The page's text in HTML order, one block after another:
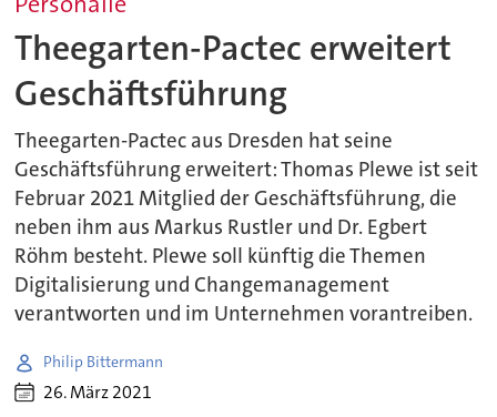
Theegarten-Pactec erweitert
Geschäftsführung
Theegarten-Pactec aus Dresden hat seine
Geschäftsführung erweitert: Thomas Plewe ist seit
Februar 2021 Mitglied der Geschäftsführung, die
neben ihm aus Markus Rustler und Dr. Egbert
Röhm besteht. Plewe soll künftig die Themen
Digitalisierung und Changemanagement
verantworten und im Unternehmen vorantreiben.
Philip Bittermann
26. März 2021